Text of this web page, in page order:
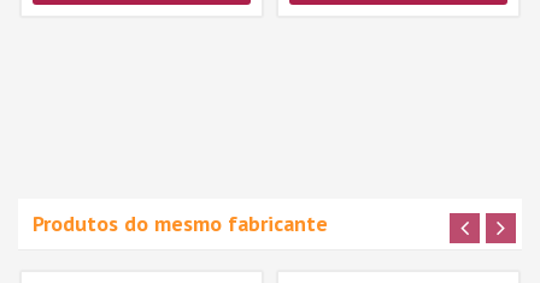
Produtos do mesmo fabricante